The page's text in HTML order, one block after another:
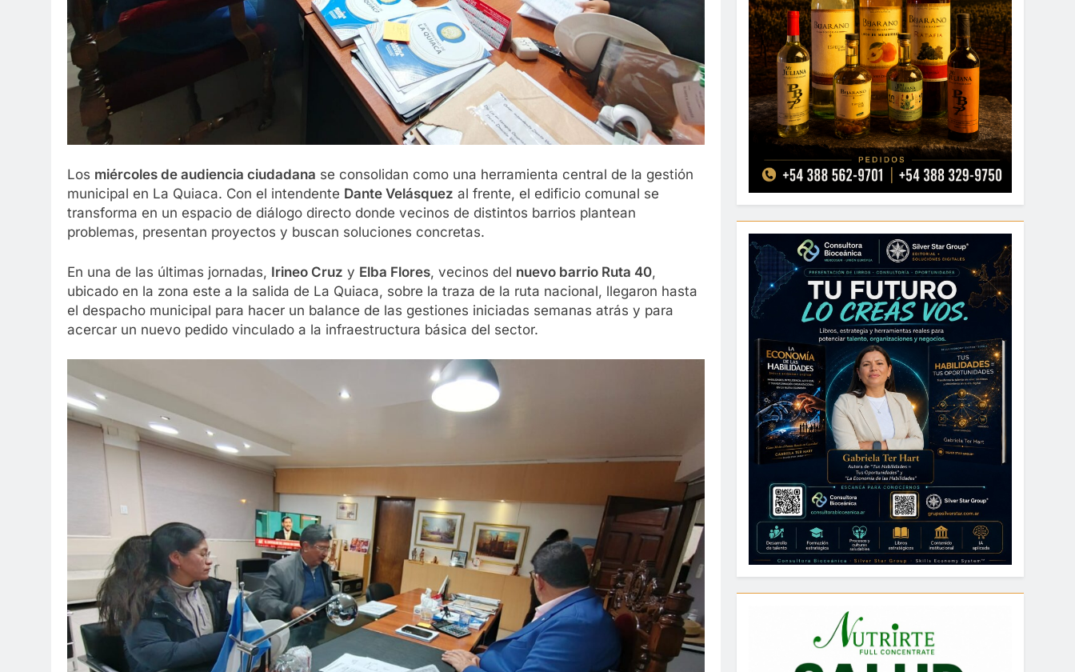
Los miércoles de audiencia ciudadana se consolidan como una herramienta central de la gestión
municipal en La Quiaca. Con el intendente Dante Velásquez al frente, el edificio comunal se
transforma en un espacio de diálogo directo donde vecinos de distintos barrios plantean
problemas, presentan proyectos y buscan soluciones concretas.
En una de las últimas jornadas, Irineo Cruz y Elba Flores, vecinos del nuevo barrio Ruta 40,
ubicado en la zona este a la salida de La Quiaca, sobre la traza de la ruta nacional, llegaron hasta
el despacho municipal para hacer un balance de las gestiones iniciadas semanas atrás y para
acercar un nuevo pedido vinculado a la infraestructura básica del sector.